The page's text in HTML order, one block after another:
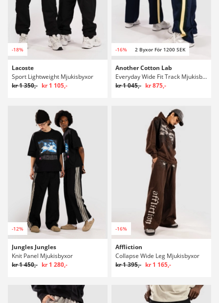
-18%
Lacoste
Sport Lightweight Mjukisbyxor
kr 1 350,- kr 1 105,-
-16% 2 Byxor För 1200 SEK
Another Cotton Lab
Everyday Wide Fit Track Mjukisbyxor
kr 1 045,- kr 875,-
-12%
Jungles Jungles
Knit Panel Mjukisbyxor
kr 1 450,- kr 1 280,-
-16%
Affliction
Collapse Wide Leg Mjukisbyxor
kr 1 395,- kr 1 165,-